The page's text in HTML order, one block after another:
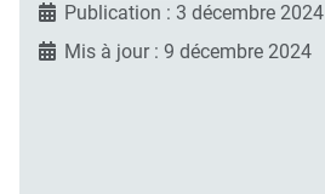
Publication : 3 décembre 2024
Mis à jour : 9 décembre 2024